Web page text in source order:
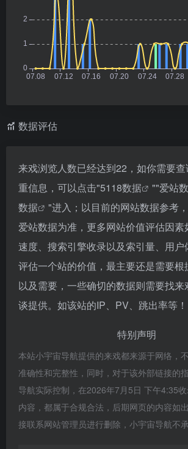
数据评估
来戏浏览人数已经达到22，如你需要
重信息，可以点击"5118数据 ""爱站
数据
"进入；以目前的网站数据参考
爱站数据为准，更多网站价值评估因素
速度、搜索引擎收录以及索引量、用
评估一个站的价值，最主要还是需要
以及需要，一些确切的数据则需要找来
谈提供。如该站的IP、PV、跳出率等！
特别声明
本站小宇宙导航提供的来戏都来源于网络，
准确性和完整性，同时，对于该外部链接的
导航实际控制，在2026年7月5日 下午4:35
内容，都属于合规合法，后期网页的内容如
接联系网站管理员进行删除，小宇宙导航不